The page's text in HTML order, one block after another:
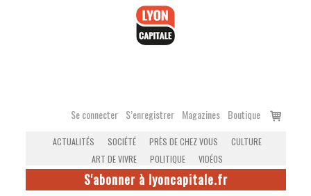
Se connecter S’enregistrer Magazines Boutique
Voir
ACTUALITÉS SOCIÉTÉ PRÈS DE CHEZ VOUS
CULTURE
ART DE VIVRE
POLITIQUE VIDÉOS
S'abonner à lyoncapitale.fr